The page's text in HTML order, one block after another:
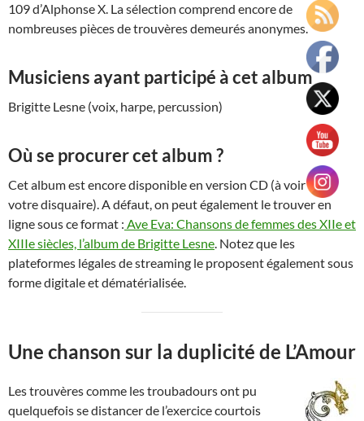
109 d’Alphonse X. La sélection comprend encore de
nombreuses pièces de trouvères demeurés anonymes.
Musiciens ayant participé à cet album
Brigitte Lesne (voix, harpe, percussion)
Où se procurer cet album ?
Cet album est encore disponible en version CD (à voir avec
votre disquaire). A défaut, on peut également le trouver en
ligne sous ce format : Ave Eva: Chansons de femmes des XIIe et
XIIIe siècles, l’album de Brigitte Lesne. Notez que les
plateformes légales de streaming le proposent également sous
forme digitale et dématérialisée.
Une chanson sur la duplicité de L’Amour
Les trouvères comme les troubadours ont pu
quelquefois se distancer de l’exercice courtois